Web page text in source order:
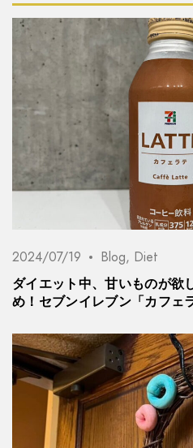
2024/07/19 Blog, Diet
ダイエット中、甘いものが欲
め！セブンイレブン「カフェ